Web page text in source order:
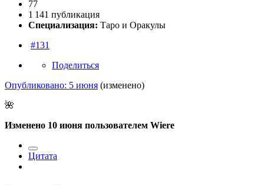
77
1 141 публикация
Специализация: Таро и Оракулы
#131
Поделиться
Опубликовано: 5 июня (изменено)
🌺
Изменено 10 июня пользователем Wiere
Цитата